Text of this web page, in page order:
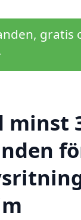
gratis
minst